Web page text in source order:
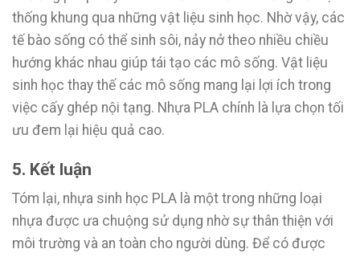
thống khung qua những vật liệu sinh học. Nhờ vậy, các
tế bào sống có thể sinh sôi, nảy nở theo nhiều chiều
hướng khác nhau giúp tái tạo các mô sống. Vật liệu
sinh học thay thế các mô sống mang lại lợi ích trong
việc cấy ghép nội tạng. Nhựa PLA chính là lựa chọn tối
ưu đem lại hiệu quả cao.
5. Kết luận
Tóm lại, nhựa sinh học PLA là một trong những loại
nhựa được ưa chuộng sử dụng nhờ sự thân thiện với
môi trường và an toàn cho người dùng. Để có được